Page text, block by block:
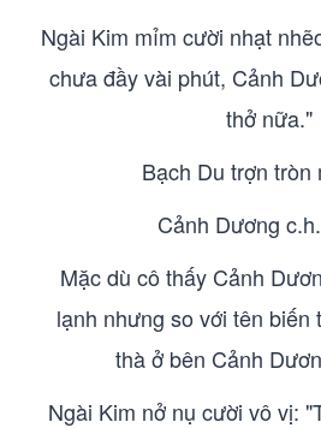
Ngài Kim mỉm cười nhạt
chưa đầy vài phút, Cảnh
thở nữa."
Bạch Du trợn tròn
Cảnh Dương
Mặc dù cô thấy Cảnh
lạnh nhưng so với tên biến
thà ở bên Cảnh
Ngài Kim nở nụ cười vô vị: